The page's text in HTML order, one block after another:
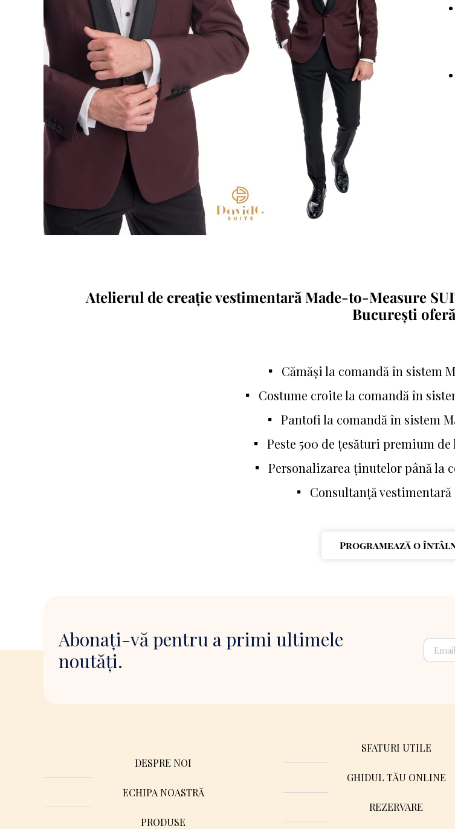
Atelierul de creație vestimentară Made-to-Measure
București
Cămăși la comandă în sistem
Costume croite la comandă în
Pantofi la comandă în sistem
Peste 500 de țesături premium
Personalizarea ținutelor până la
Consultanță vestimentară
Programează o
Abonați-vă pentru a primi ultimele
noutăți.
DESPRE NOI
ECHIPA NOASTRĂ
PRODUSE
SFATURI UTILE
GHIDUL TĂU ONLINE
REZERVARE